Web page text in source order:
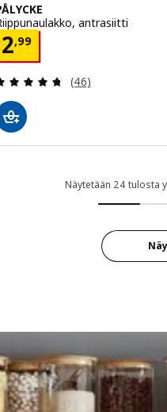
antrasiitti
2,99 2,99
Arvio: 4.7 / 5
(46)
Näytetään 24 tulosta